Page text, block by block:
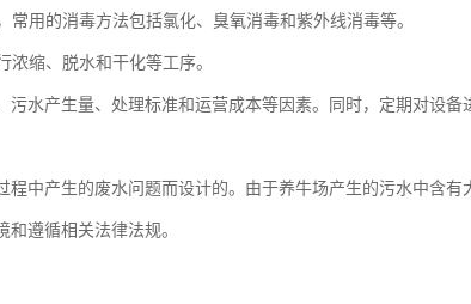
用的消毒方法包括氯化、臭氧消毒和紫外线消毒等。
缩、脱水和干化等工序。
水产生量、处理标准和运营成本等因素。同时，定期对设备
中产生的废水问题而设计的。由于养牛场产生的污水中含有
遵循相关法律法规。